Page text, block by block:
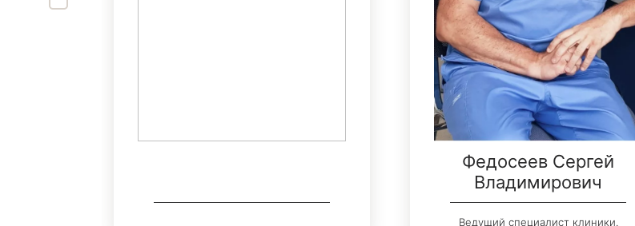
Федосеев Сергей
Владимирович
Ведущий специалист клиники.